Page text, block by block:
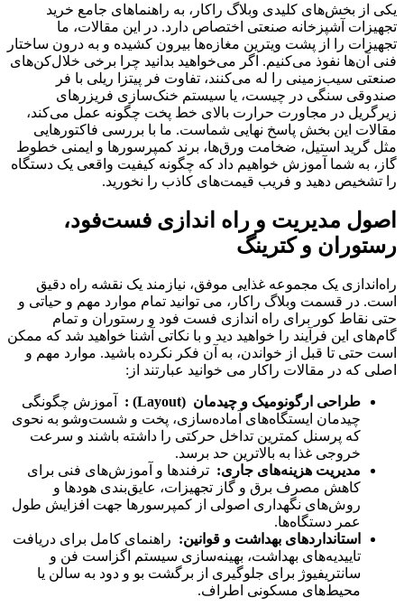
یکی از بخش‌های کلیدی وبلاگ راکار، به راهنماهای جامع خرید
تجهیزات آشپزخانه صنعتی اختصاص دارد. در این مقالات، ما
تجهیزات را از پشت ویترین مغازه‌ها بیرون کشیده و به درون ساختار
فنی آن‌ها نفوذ می‌کنیم. اگر می‌خواهید بدانید چرا برخی خلال‌کن‌های
صنعتی سیب‌زمینی را له می‌کنند، تفاوت فر پیتزا ریلی با فر
صندوقی سنگی در چیست، یا سیستم خنک‌سازی فریزرهای
زیرگریل در مجاورت حرارت بالای خط پخت چگونه عمل می‌کند،
مقالات این بخش پاسخ نهایی شماست. ما با بررسی فاکتورهایی
مثل گرید استیل، ضخامت ورق‌ها، برند کمپرسورها و ایمنی خطوط
گاز، به شما آموزش خواهیم داد که چگونه کیفیت واقعی یک دستگاه
را تشخیص دهید و فریب قیمت‌های کاذب را نخورید.
اصول مدیریت و راه اندازی فست‌فود،
رستوران و کترینگ
راه‌اندازی یک مجموعه غذایی موفق، نیازمند یک نقشه راه دقیق
است. در قسمت وبلاگ راکار، می توانید تمام موارد مهم و حیاتی و
حتی نقاط کور برای راه اندازی فست فود و رستوران و تمام
گام‌های این فرآیند را خواهید دید و با نکاتی آشنا خواهید شد که ممکن
است حتی تا قبل از خواندن، به آن فکر نکرده باشید. موارد مهم و
اصلی که در مقالات راکار می خوانید عبارتند از:
طراحی ارگونومیک و چیدمان (Layout)
: آموزش چگونگی
چیدمان ایستگاه‌های آماده‌سازی، پخت و شست‌وشو به نحوی
که پرسنل کمترین تداخل حرکتی را داشته باشند و سرعت
خروجی غذا به بالاترین حد برسد.
مدیریت هزینه‌های جاری: ترفندها و آموزش‌های فنی برای
کاهش مصرف برق و گاز تجهیزات، عایق‌بندی هودها و
روش‌های نگهداری اصولی از کمپرسورها جهت افزایش طول
عمر دستگاه‌ها.
استانداردهای بهداشت و قوانین: راهنمای کامل برای دریافت
تاییدیه‌های بهداشت، بهینه‌سازی سیستم اگزاست فن و
سانتریفیوژ برای جلوگیری از برگشت بو و دود به سالن یا
محیط‌های مسکونی اطراف.